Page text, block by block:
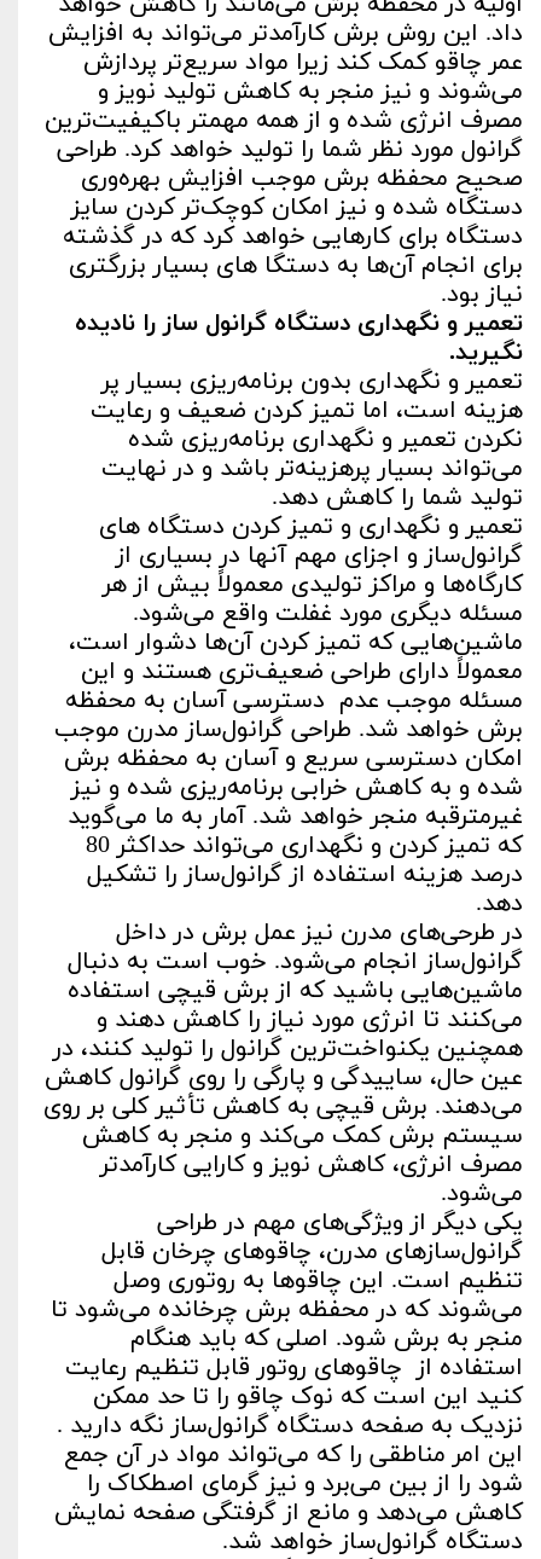
داد. این روش برش کارآمدتر می‌تواند به افزایش
عمر چاقو کمک کند زیرا مواد سریع‌تر پردازش
می‌شوند و نیز منجر به کاهش تولید نویز و
مصرف انرژی شده و از همه مهمتر باکیفیت‌ترین
گرانول مورد نظر شما را تولید خواهد کرد. طراحی
صحیح محفظه برش موجب افزایش بهره‌وری
دستگاه شده و نیز امکان کوچک‌تر کردن سایز
دستگاه برای کارهایی خواهد کرد که در گذشته
برای انجام آن‌ها به دستگا‌ های بسیار بزرگتری
نیاز بود.
تعمیر و نگهداری دستگاه گرانول ساز را نادیده
نگیرید.
تعمیر و نگهداری بدون برنامه‌ریزی بسیار پر
هزینه است، اما تمیز کردن ضعیف و رعایت
نکردن تعمیر و نگهداری برنامه‌ریزی شده
می‌تواند بسیار پرهزینه‌تر باشد و در نهایت
تولید شما را کاهش دهد.
تعمیر و نگهداری و تمیز کردن دستگاه های
گرانول‌ساز و اجزای مهم آنها در بسیاری از
کارگاه‌ها و مراکز تولیدی معمولاً بیش از هر
مسئله دیگری مورد غفلت واقع می‌شود.
ماشین‌هایی که تمیز کردن آن‌ها دشوار است،
معمولاً دارای طراحی ضعیف‌تری هستند و این
مسئله موجب عدم دسترسی آسان به محفظه
برش خواهد شد. طراحی گرانول‌ساز مدرن موجب
امکان دسترسی سریع و آسان به محفظه برش
شده و به کاهش خرابی برنامه‌ریزی شده و نیز
غیرمترقبه منجر خواهد شد. آمار به ما می‌گوید
که تمیز کردن و نگهداری می‌تواند حداکثر 80
درصد هزینه استفاده از گرانول‌ساز را تشکیل
دهد.
در طرحی‌های مدرن نیز عمل برش در داخل
گرانول‌ساز انجام می‌شود. خوب است به دنبال
ماشین‌هایی باشید که از برش قیچی استفاده
می‌کنند تا انرژی مورد نیاز را کاهش دهند و
همچنین یکنواخت‌ترین گرانول را تولید کنند، در
عین حال، ساییدگی و پارگی را روی گرانول کاهش
می‌دهند. برش قیچی به کاهش تأثیر کلی بر روی
سیستم برش کمک می‌کند و منجر به کاهش
مصرف انرژی، کاهش نویز و کارایی کارآمدتر
می‌شود.
یکی دیگر از ویژگی‌های مهم در طراحی
گرانول‌سازهای مدرن، چاقوهای چرخان قابل
تنظیم است. این چاقوها به روتوری وصل
می‌شوند که در محفظه برش چرخانده می‌شود تا
منجر به برش شود. اصلی که باید هنگام
استفاده از چاقوهای روتور قابل تنظیم رعایت
کنید این است که نوک چاقو را تا حد ممکن
نزدیک به صفحه دستگاه گرانول‌ساز نگه دارید .
این امر مناطقی را که می‌تواند مواد در آن جمع
شود را از بین می‌برد و نیز گرمای اصطکاک را
کاهش می‌دهد و مانع از گرفتگی صفحه نمایش
دستگاه گرانول‌ساز خواهد شد.